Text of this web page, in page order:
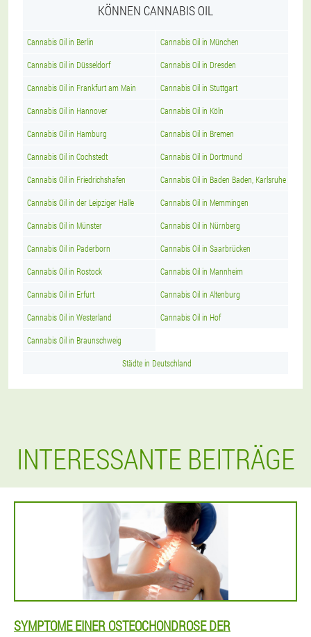
KÖNNEN CANNABIS OIL
Cannabis Oil in Berlin Cannabis Oil in München
Cannabis Oil in Düsseldorf Cannabis Oil in Dresden
Cannabis Oil in Frankfurt am Main Cannabis Oil in Stuttgart
Cannabis Oil in Hannover Cannabis Oil in Köln
Cannabis Oil in Hamburg Cannabis Oil in Bremen
Cannabis Oil in Cochstedt Cannabis Oil in Dortmund
Cannabis Oil in Friedrichshafen Cannabis Oil in Baden Baden, Karlsruhe
Cannabis Oil in der Leipziger Halle Cannabis Oil in Memmingen
Cannabis Oil in Münster Cannabis Oil in Nürnberg
Cannabis Oil in Paderborn Cannabis Oil in Saarbrücken
Cannabis Oil in Rostock Cannabis Oil in Mannheim
Cannabis Oil in Erfurt Cannabis Oil in Altenburg
Cannabis Oil in Westerland Cannabis Oil in Hof
Cannabis Oil in Braunschweig
Städte in Deutschland
INTERESSANTE BEITRÄGE
SYMPTOME EINER OSTEOCHONDROSE DER